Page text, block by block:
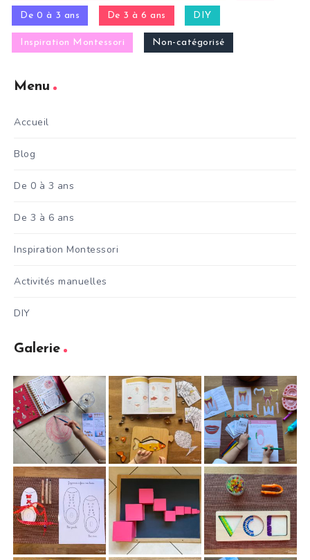
De 0 à 3 ans De 3 à 6 ans DIY
Inspiration Montessori Non-catégorisé
Menu
Accueil
Blog
De 0 à 3 ans
De 3 à 6 ans
Inspiration Montessori
Activités manuelles
DIY
Galerie